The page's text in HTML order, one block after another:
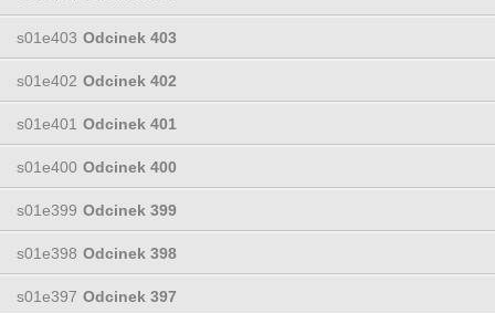
s01e403 Odcinek 403
s01e402 Odcinek 402
s01e401 Odcinek 401
s01e400 Odcinek 400
s01e399 Odcinek 399
s01e398 Odcinek 398
s01e397 Odcinek 397